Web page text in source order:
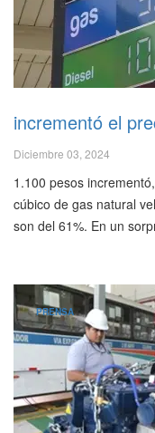
incrementó el
Diciembre 03, 2024
1.100 pesos
cúbico de gas natural
son del 61%. En un
PRENSA